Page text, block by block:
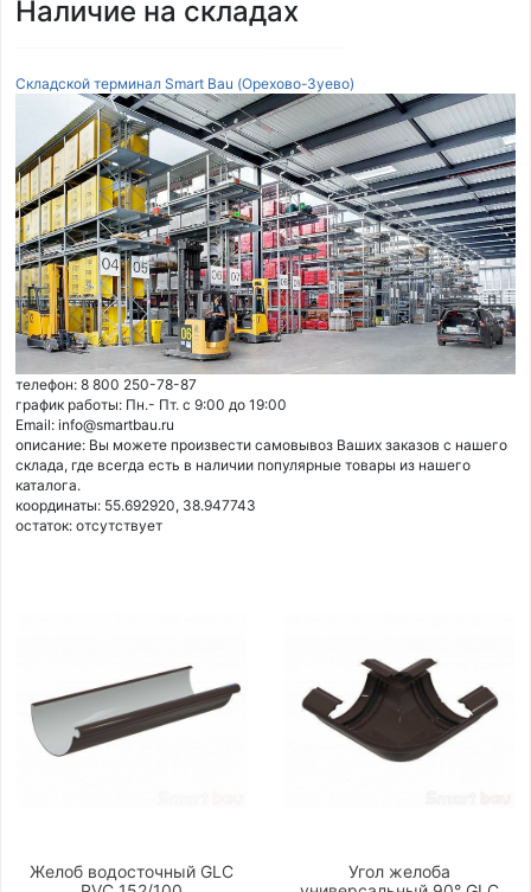
Наличие на складах
Складской терминал Smart Bau (Орехово-Зуево)
телефон: 8 800 250-78-87
график работы: Пн.- Пт. с 9:00 до 19:00
Email: info@smartbau.ru
описание: Вы можете произвести самовывоз Ваших заказов с нашего
склада, где всегда есть в наличии популярные товары из нашего
каталога.
координаты: 55.692920, 38.947743
остаток: отсутствует
Желоб водосточный GLC
Угол желоба